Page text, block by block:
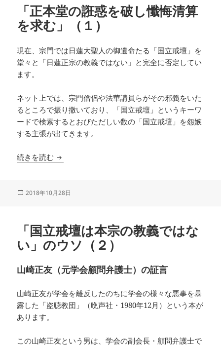
「正本堂の誑惑を破し懺悔清算
を求む」（１）
現在、宗門では日蓮大聖人の御遺命たる「国立戒壇」を
堂々と「日蓮正宗の教義ではない」と完全に否定してい
ます。
ネット上では、宗門僧侶や法華講員らがその邪義をいた
るところで振り撒いており、「国立戒壇」というキーワ
ードで検索するとおびただしい数の「国立戒壇」を怨嫉
する主張が出てきます。
続きを読む 「正本堂の誑惑を破し懺悔清算を求む」（１）
投
2018年10月28日
「国立戒壇は本宗の教義ではな
い」のウソ（２）
山崎正友（元学会顧問弁護士）の証言
山崎正友が学会を離反したのちに学会の様々な悪事を暴
露した「盗聴教団」（晩声社・1980年12月）という本が
あります。
この山崎正友という男は、学会の副会長・顧問弁護士で